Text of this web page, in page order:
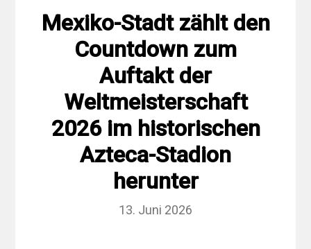
Mexiko-Stadt zählt den
Countdown zum
Auftakt der
Weltmeisterschaft
2026 im historischen
Azteca-Stadion
herunter
13. Juni 2026